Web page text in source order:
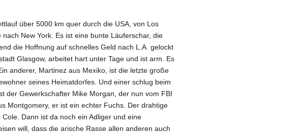
über 5000 km quer durch die USA, von Los
New York. Es ist eine bunte Läuferschar, die
die Hoffnung auf schnelles Geld nach L.A. gelockt
Glasgow, arbeitet hart unter Tage und ist arm. Es
anderer, Martinez aus Mexiko, ist die letzte große
seines Heimatdorfes. Und einer schlug beim
der Gewerkschafter Mike Morgan, der nun vom FBI
Montgomery, er ist ein echter Fuchs. Der drahtige
Dann ist da noch ein Adliger und eine
will, dass die arische Rasse allen anderen auch